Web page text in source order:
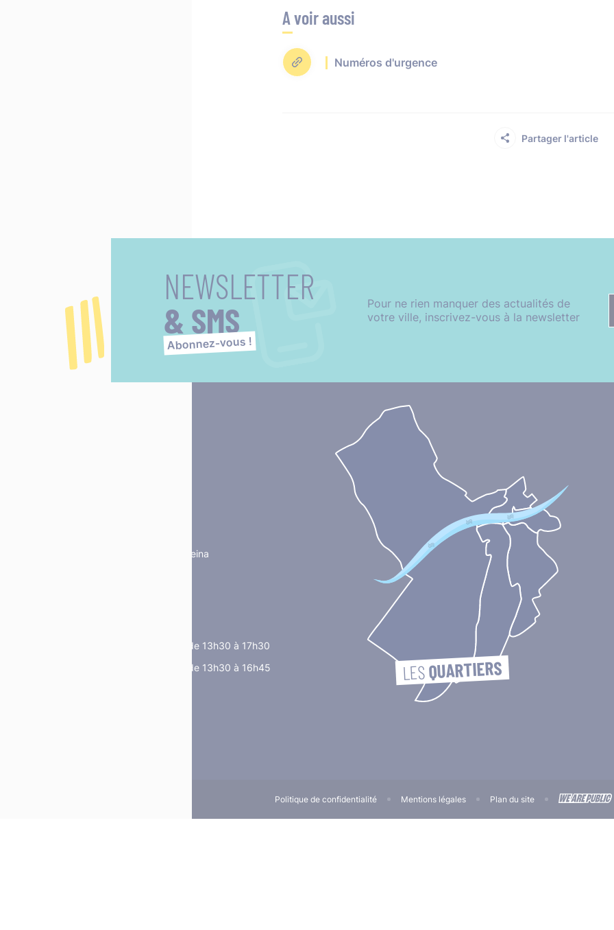
A voir aussi
Numéros d'urgence
Partager l'article
NEWSLETTER
& SMS
Abonnez-vous !
Pour ne rien manquer des actualités de
votre ville, inscrivez-vous à la newsletter
Place Fulbert de Beina
de 8h30 à 12h et de 13h30 à 17h30
de 8h30 à 12h et de 13h30 à 16h45
LES QUARTIERS
Politique de confidentialité Mentions légales Plan du site